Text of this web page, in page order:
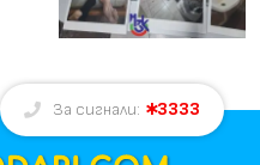
За сигнали: 3333